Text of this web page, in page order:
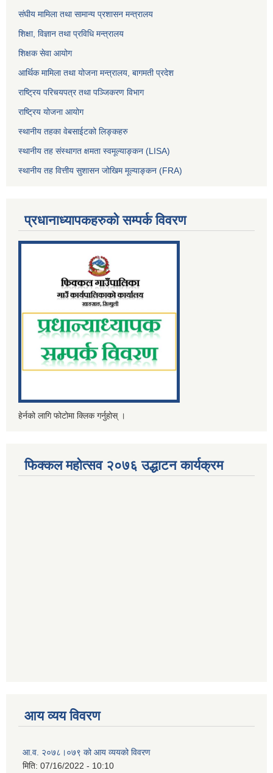
संघीय मामिला तथा सामान्य प्रशासन मन्त्रालय
शिक्षा, विज्ञान तथा प्रविधि मन्त्रालय
शिक्षक सेवा आयोग
आर्थिक मामिला तथा योजना मन्त्रालय, बागमती प्रदेश
राष्ट्रिय परिचयपत्र तथा पञ्जिकरण विभाग
राष्ट्रिय योजना आयोग
स्थानीय तहका वेबसाईटको लिङ्कहरु
स्थानीय तह संस्थागत क्षमता स्वमूल्याङ्कन (LISA)
स्थानीय तह वित्तीय सुशासन जोखिम मूल्याङ्कन (FRA)
प्रधानाध्यापकहरुको सम्पर्क विवरण
हेर्नको लागि फोटोमा क्लिक गर्नुहोस् ।
फिक्कल महोत्सव २०७६ उद्धाटन कार्यक्रम
आय व्यय विवरण
आ.व. २०७८।०७९ को आय व्ययको विवरण
मिति: 07/16/2022 - 10:10